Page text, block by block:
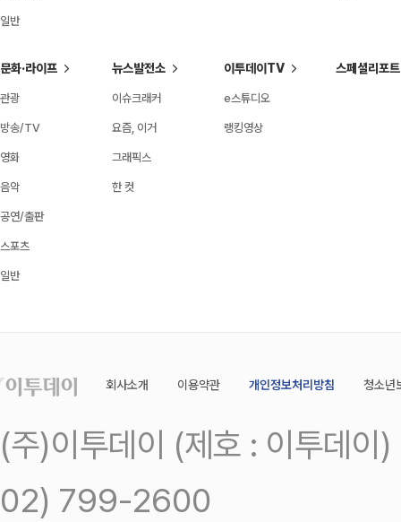
일반
문화·라이프
관광
방송/TV
영화
음악
공연/출판
스포츠
일반
뉴스발전소
이슈크래커
요즘, 이거
그래픽스
한 컷
이투데이TV
e스튜디오
랭킹영상
스페셜리포트
회사소개 이용약관 개인정보처리방침 청소년
(주)이투데이 (제호 : 이투데
02) 799-2600